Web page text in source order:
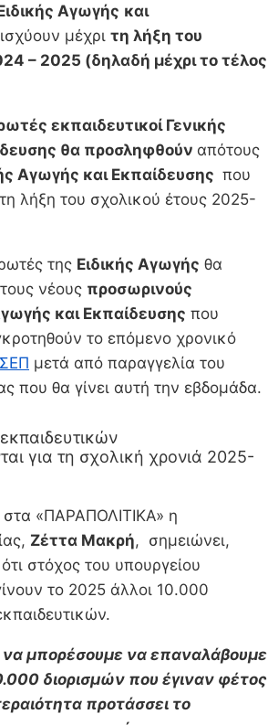
Αγωγής και
μέχρι τη λήξη του
– 2025 (δηλαδή μέχρι το τέλος
εκπαιδευτικοί Γενικής
θα προσληφθούν απότους
Αγωγής και Εκπαίδευσης που
λήξη του σχολικού έτους 2025-
της Ειδικής Αγωγής θα
νέους προσωρινούς
και Εκπαίδευσης που
το επόμενο χρονικό
μετά από παραγγελία του
που θα γίνει αυτή την εβδομάδα.
για τη σχολική χρονιά 2025-
στα «ΠΑΡΑΠΟΛΙΤΙΚΑ» η
Ζέττα Μακρή, σημειώνει,
στόχος του υπουργείου
το 2025 άλλοι 10.000
να μπορέσουμε να επαναλάβουμε
διορισμών που έγιναν φέτος
προτάσσει το